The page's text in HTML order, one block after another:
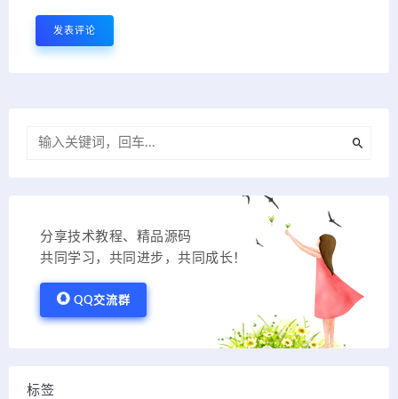
分享技术教程、精品源码
共同学习，共同进步，共同成长！
QQ交流群
标签